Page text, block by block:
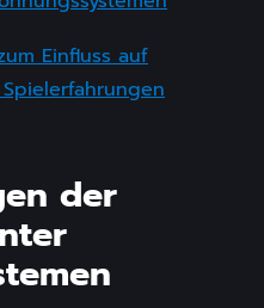
Einfluss auf
der